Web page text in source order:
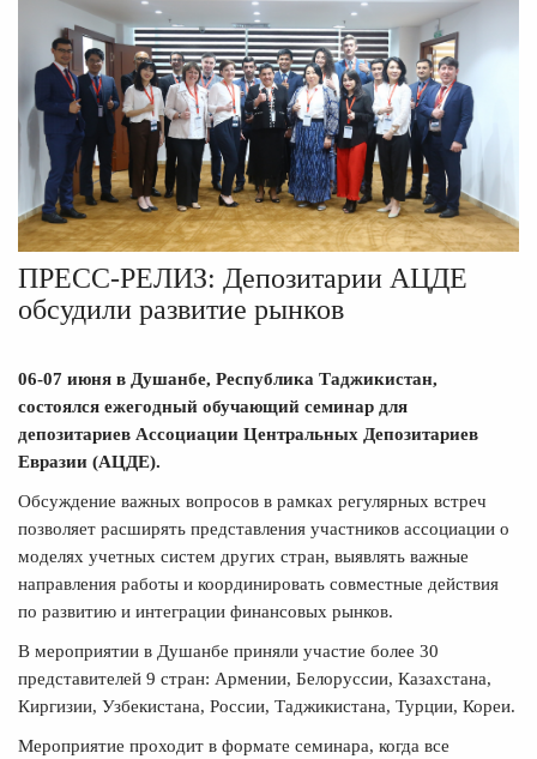
ПРЕСС-РЕЛИЗ: Депозитарии АЦДЕ
обсудили развитие рынков
06-07 июня в Душанбе, Республика Таджикистан,
состоялся ежегодный обучающий семинар для
депозитариев Ассоциации Центральных Депозитариев
Евразии (АЦДЕ).
Обсуждение важных вопросов в рамках регулярных встреч
позволяет расширять представления участников ассоциации о
моделях учетных систем других стран, выявлять важные
направления работы и координировать совместные действия
по развитию и интеграции финансовых рынков.
В мероприятии в Душанбе приняли участие более 30
представителей 9 стран: Армении, Белоруссии, Казахстана,
Киргизии, Узбекистана, России, Таджикистана, Турции, Кореи.
Мероприятие проходит в формате семинара, когда все